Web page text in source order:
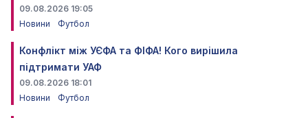
09.08.2026 19:05
Новини
Футбол
Конфлікт між УЄФА та ФІФА! Кого вирішила
підтримати УАФ
09.08.2026 18:01
Новини
Футбол